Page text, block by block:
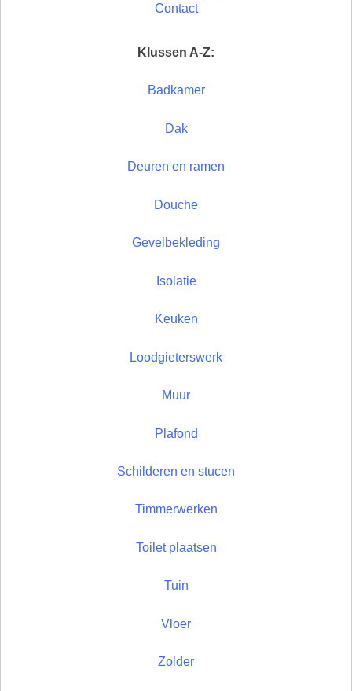
Contact
Klussen A-Z:
Badkamer
Dak
Deuren en ramen
Douche
Gevelbekleding
Isolatie
Keuken
Loodgieterswerk
Muur
Plafond
Schilderen en stucen
Timmerwerken
Toilet plaatsen
Tuin
Vloer
Zolder